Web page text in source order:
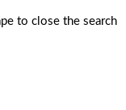
to close the search